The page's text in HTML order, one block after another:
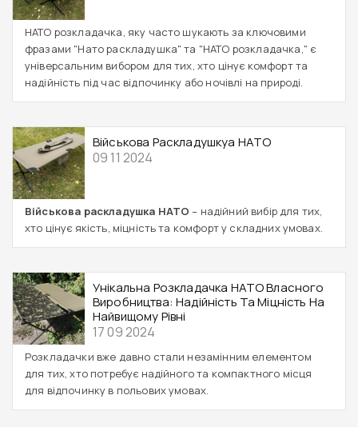
НАТО розкладачка, яку часто шукають за ключовими
фразами "Нато раскладушка" та "НАТО розкладачка," є
універсальним вибором для тих, хто цінує комфорт та
надійність під час відпочинку або ночівлі на природі.
Військова Раскладушкуа НАТО
09 11 2024
Військова раскладушка НАТО – надійний вибір для тих,
хто цінує якість, міцність та комфорт у складних умовах.
Унікальна Розкладачка НАТО Власного
Виробництва: Надійність Та Міцність На
Найвищому Рівні
17 09 2024
Розкладачки вже давно стали незамінним елементом
для тих, хто потребує надійного та компактного місця
для відпочинку в польових умовах.